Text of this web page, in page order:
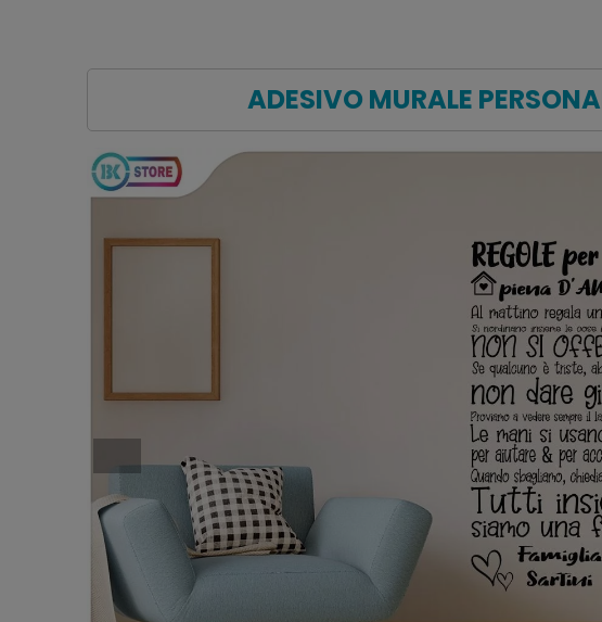
ADESIVO MURALE